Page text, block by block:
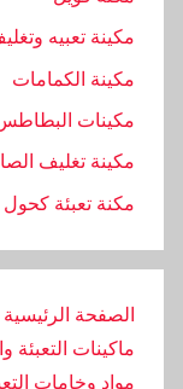
مكينة تعبيه
مكينة الكمامات
مكينات
مكينة تغليف
مكنة تعبئة
الصفحة الرئيسية
ماكينات التعبئة
مواد وخامات